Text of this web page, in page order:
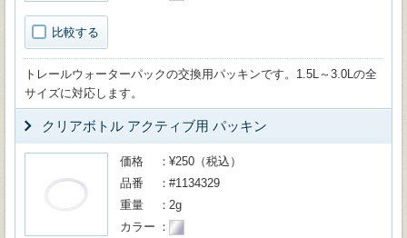
比較する
トレールウォーターパックの交換用パッキンです。1.5L～3.0Lの全
サイズに対応します。
クリアボトル アクティブ用 パッキン
価格
¥250（税込）
品番
#1134329
重量
2g
カラー